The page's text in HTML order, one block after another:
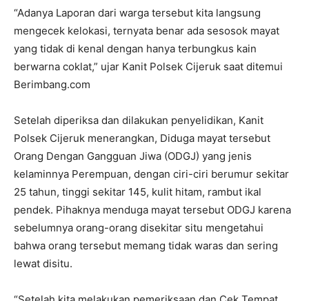
“Adanya Laporan dari warga tersebut kita langsung
mengecek kelokasi, ternyata benar ada sesosok mayat
yang tidak di kenal dengan hanya terbungkus kain
berwarna coklat,” ujar Kanit Polsek Cijeruk saat ditemui
Berimbang.com
Setelah diperiksa dan dilakukan penyelidikan, Kanit
Polsek Cijeruk menerangkan, Diduga mayat tersebut
Orang Dengan Gangguan Jiwa (ODGJ) yang jenis
kelaminnya Perempuan, dengan ciri-ciri berumur sekitar
25 tahun, tinggi sekitar 145, kulit hitam, rambut ikal
pendek. Pihaknya menduga mayat tersebut ODGJ karena
sebelumnya orang-orang disekitar situ mengetahui
bahwa orang tersebut memang tidak waras dan sering
lewat disitu.